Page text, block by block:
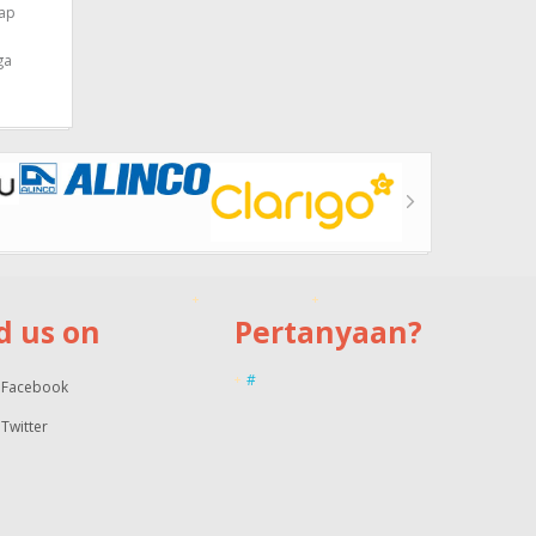
us on
Facebook
Twitter
Pertanyaan?
#